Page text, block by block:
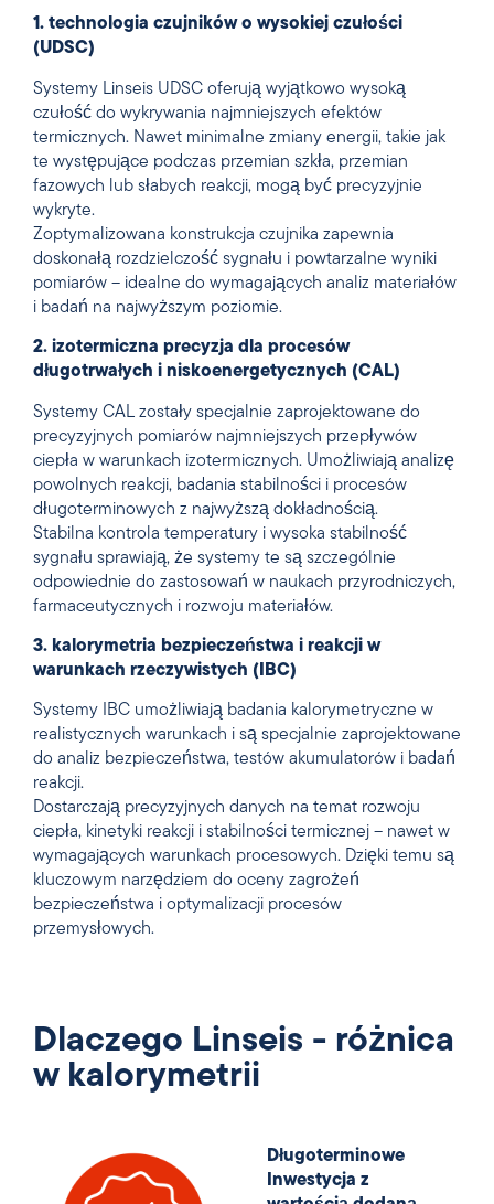
1. technologia czujników o wysokiej czułości
(UDSC)
Systemy Linseis UDSC oferują wyjątkowo wysoką
czułość do wykrywania najmniejszych efektów
termicznych. Nawet minimalne zmiany energii, takie jak
te występujące podczas przemian szkła, przemian
fazowych lub słabych reakcji, mogą być precyzyjnie
wykryte.
Zoptymalizowana konstrukcja czujnika zapewnia
doskonałą rozdzielczość sygnału i powtarzalne wyniki
pomiarów – idealne do wymagających analiz materiałów
i badań na najwyższym poziomie.
2. izotermiczna precyzja dla procesów
długotrwałych i niskoenergetycznych (CAL)
Systemy CAL zostały specjalnie zaprojektowane do
precyzyjnych pomiarów najmniejszych przepływów
ciepła w warunkach izotermicznych. Umożliwiają analizę
powolnych reakcji, badania stabilności i procesów
długoterminowych z najwyższą dokładnością.
Stabilna kontrola temperatury i wysoka stabilność
sygnału sprawiają, że systemy te są szczególnie
odpowiednie do zastosowań w naukach przyrodniczych,
farmaceutycznych i rozwoju materiałów.
3. kalorymetria bezpieczeństwa i reakcji w
warunkach rzeczywistych (IBC)
Systemy IBC umożliwiają badania kalorymetryczne w
realistycznych warunkach i są specjalnie zaprojektowane
do analiz bezpieczeństwa, testów akumulatorów i badań
reakcji.
Dostarczają precyzyjnych danych na temat rozwoju
ciepła, kinetyki reakcji i stabilności termicznej – nawet w
wymagających warunkach procesowych. Dzięki temu są
kluczowym narzędziem do oceny zagrożeń
bezpieczeństwa i optymalizacji procesów
przemysłowych.
Dlaczego Linseis - różnica
w kalorymetrii
Długoterminowe
Inwestycja z